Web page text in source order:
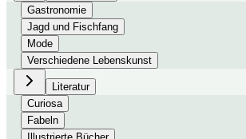
Gastronomie
Jagd und Fischfang
Mode
Verschiedene Lebenskunst
Literatur
Curiosa
Fabeln